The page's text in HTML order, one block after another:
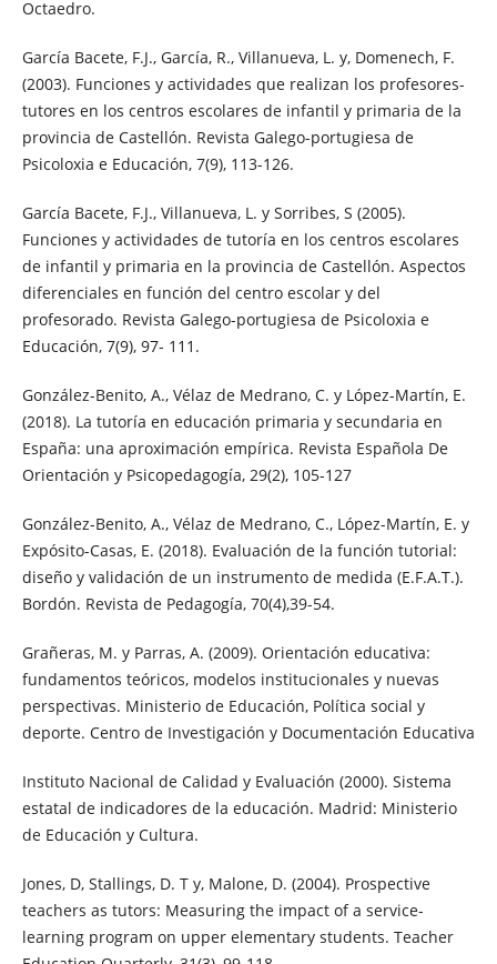
Octaedro.
García Bacete, F.J., García, R., Villanueva, L. y, Domenech, F.
(2003). Funciones y actividades que realizan los profesores-
tutores en los centros escolares de infantil y primaria de la
provincia de Castellón. Revista Galego-portugiesa de
Psicoloxia e Educación, 7(9), 113-126.
García Bacete, F.J., Villanueva, L. y Sorribes, S (2005).
Funciones y actividades de tutoría en los centros escolares
de infantil y primaria en la provincia de Castellón. Aspectos
diferenciales en función del centro escolar y del
profesorado. Revista Galego-portugiesa de Psicoloxia e
Educación, 7(9), 97- 111.
González-Benito, A., Vélaz de Medrano, C. y López-Martín, E.
(2018). La tutoría en educación primaria y secundaria en
España: una aproximación empírica. Revista Española De
Orientación y Psicopedagogía, 29(2), 105-127
González-Benito, A., Vélaz de Medrano, C., López-Martín, E. y
Expósito-Casas, E. (2018). Evaluación de la función tutorial:
diseño y validación de un instrumento de medida (E.F.A.T.).
Bordón. Revista de Pedagogía, 70(4),39-54.
Grañeras, M. y Parras, A. (2009). Orientación educativa:
fundamentos teóricos, modelos institucionales y nuevas
perspectivas. Ministerio de Educación, Política social y
deporte. Centro de Investigación y Documentación Educativa
Instituto Nacional de Calidad y Evaluación (2000). Sistema
estatal de indicadores de la educación. Madrid: Ministerio
de Educación y Cultura.
Jones, D, Stallings, D. T y, Malone, D. (2004). Prospective
teachers as tutors: Measuring the impact of a service-
learning program on upper elementary students. Teacher